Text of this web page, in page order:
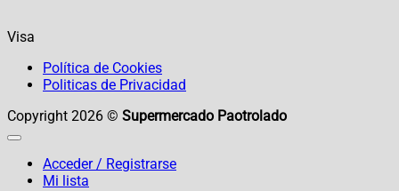
Visa
Política de Cookies
Politicas de Privacidad
Copyright 2026 © Supermercado Paotrolado
Acceder / Registrarse
Mi lista